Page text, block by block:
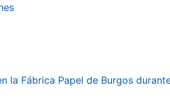
la Fábrica Papel de Burgos